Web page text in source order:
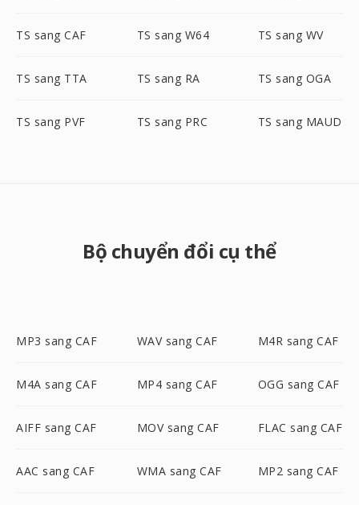
TS sang CAF TS sang W64 TS sang WV
TS sang TTA TS sang RA TS sang OGA
TS sang PVF TS sang PRC TS sang MAUD
Bộ chuyển đổi cụ thể
MP3 sang CAF WAV sang CAF M4R sang CAF
M4A sang CAF MP4 sang CAF OGG sang CAF
AIFF sang CAF MOV sang CAF FLAC sang CAF
AAC sang CAF WMA sang CAF MP2 sang CAF